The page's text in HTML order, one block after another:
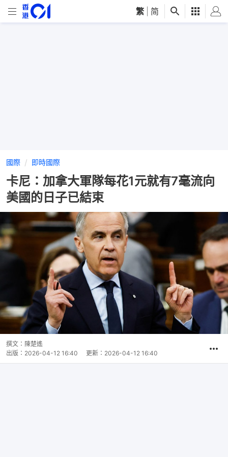
繁 简
國際 即時國際
卡尼：加拿大軍隊每花1元就有7毫流向
美國的日子已結束
撰文： 陳楚遙
出版： 2026-04-12 16:40 更新： 2026-04-12 16:40